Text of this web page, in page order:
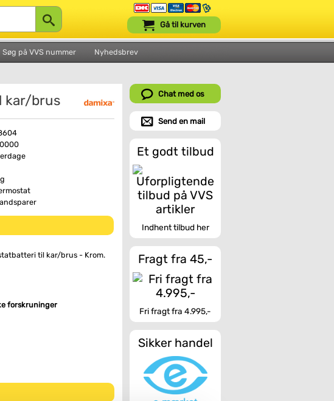
Søg på VVS nummer Nyhedsbrev
Gå til kurven
kar/brus
til kar/brus - Krom.
forskruninger
Chat med os
Send en mail
Et godt tilbud
Indhent tilbud her
Fragt fra 45,-
Fri fragt fra 4.995,-
Sikker handel